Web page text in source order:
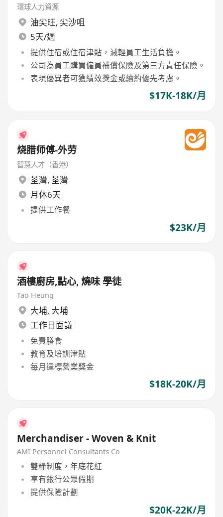
環球人力資源
油尖旺, 尖沙咀
5天/週
提供住宿或住宿津貼，減輕員工生活負擔。
公司為員工購買僱員補償保險及第三方責任保險。
表現優異者可獲績效獎金或續約優先考慮。
$17K-18K/月
烧腊师傅-外劳
智慧人才（香港）
荃灣, 荃灣
月休6天
提供工作餐
$23K/月
酒樓廚房,點心, 燒味 學徒
Tao Heung
大埔, 大埔
工作日面議
免費膳食
教育及培訓津貼
每月達標營業獎金
$18K-20K/月
Merchandiser - Woven & Knit
AMI Personnel Consultants Co
雙糧制度，年底花紅
享有銀行公眾假期
提供保險計劃
$20K-22K/月